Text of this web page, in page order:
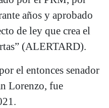
años y aprobado
de ley que crea el
(ALERTARD).
el entonces senador
Lorenzo, fue